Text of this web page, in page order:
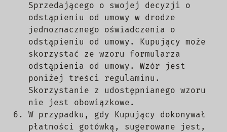
Sprzedającego o swojej decyzji o
odstąpieniu od umowy w drodze
jednoznacznego oświadczenia o
odstąpieniu od umowy. Kupujący może
skorzystać ze wzoru formularza
odstąpienia od umowy. Wzór jest
poniżej treści regulaminu.
Skorzystanie z udostępnianego wzoru
nie jest obowiązkowe.
W przypadku, gdy Kupujący dokonywał
płatności gotówką, sugerowane jest,